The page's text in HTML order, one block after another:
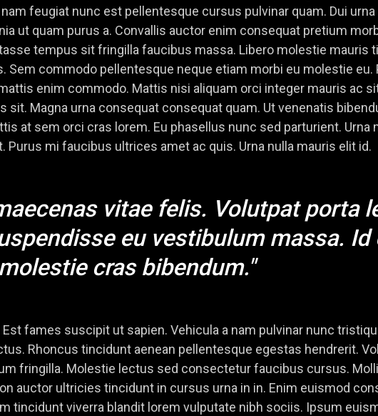
feugiat nunc est pellentesque cursus pulvinar quam. Dui urna
ut quam purus a. Convallis auctor enim consequat pretium
tempus sit fringilla faucibus massa. Libero molestie mauris
commodo pellentesque neque etiam morbi eu molestie eu.
enim commodo. Mattis nisi aliquam orci integer mauris ac
sit. Magna urna consequat consequat quam. Ut venenatis
at sem orci cras lorem. Eu phasellus nunc sed parturient. Urna
mi faucibus ultrices amet ac quis. Urna nulla mauris elit id.
vitae felis. Volutpat porta
eu vestibulum massa. Id
molestie cras bibendum."
fames suscipit ut sapien. Vehicula a nam pulvinar nunc
Rhoncus tincidunt aenean pellentesque egestas hendrerit.
fringilla. Molestie lectus sed consectetur faucibus cursus.
auctor ultricies tincidunt in cursus urna in in. Enim euismod
tincidunt viverra blandit lorem vulputate nibh sociis. Ipsum